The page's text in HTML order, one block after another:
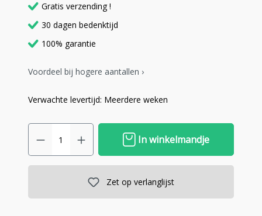
Gratis verzending !
30 dagen bedenktijd
100% garantie
Voordeel bij hogere aantallen ›
Verwachte levertijd: Meerdere weken
In winkelmandje
Zet op verlanglijst